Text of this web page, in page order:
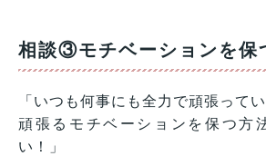
相談③モチベーションを保
「いつも何事にも全力で頑張って
頑張るモチベーションを保つ方
い！」